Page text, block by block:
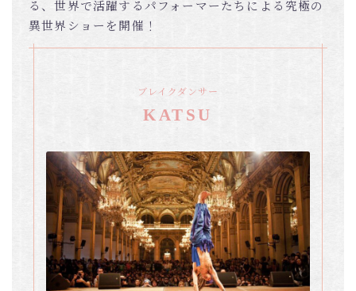
る、世界で活躍するパフォーマーたちによる究極の
異世界ショーを開催！
ブレイクダンサー
KATSU